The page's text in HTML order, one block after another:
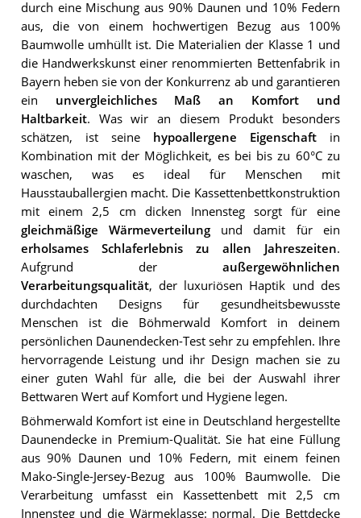
durch eine Mischung aus 90% Daunen und 10% Federn
aus, die von einem hochwertigen Bezug aus 100%
Baumwolle umhüllt ist. Die Materialien der Klasse 1 und
die Handwerkskunst einer renommierten Bettenfabrik in
Bayern heben sie von der Konkurrenz ab und garantieren
ein unvergleichliches Maß an Komfort und
Haltbarkeit. Was wir an diesem Produkt besonders
schätzen, ist seine hypoallergene Eigenschaftin
Kombination mit der Möglichkeit, es bei bis zu 60°C zu
waschen, was es ideal für Menschen mit
Hausstauballergien macht. Die Kassettenbettkonstruktion
mit einem 2,5 cm dicken Innensteg sorgt für eine
gleichmäßige Wärmeverteilungund damit für ein
erholsames Schlaferlebnis zu allen Jahreszeiten.
Aufgrund der außergewöhnlichen
Verarbeitungsqualität, der luxuriösen Haptik und des
durchdachten Designs für gesundheitsbewusste
Menschen ist die Böhmerwald Komfort in deinem
persönlichen Daunendecken-Test sehr zu empfehlen. Ihre
hervorragende Leistung und ihr Design machen sie zu
einer guten Wahl für alle, die bei der Auswahl ihrer
Bettwaren Wert auf Komfort und Hygiene legen.
Böhmerwald Komfort ist eine in Deutschland hergestellte
Daunendecke in Premium-Qualität. Sie hat eine Füllung
aus 90% Daunen und 10% Federn, mit einem feinen
Mako-Single-Jersey-Bezug aus 100% Baumwolle. Die
Verarbeitung umfasst ein Kassettenbett mit 2,5 cm
Innensteg und die Wärmeklasse: normal. Die Bettdecke